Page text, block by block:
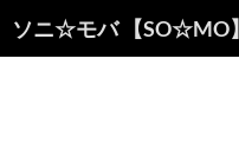
ソニ☆モバ 【SO☆MO】
索